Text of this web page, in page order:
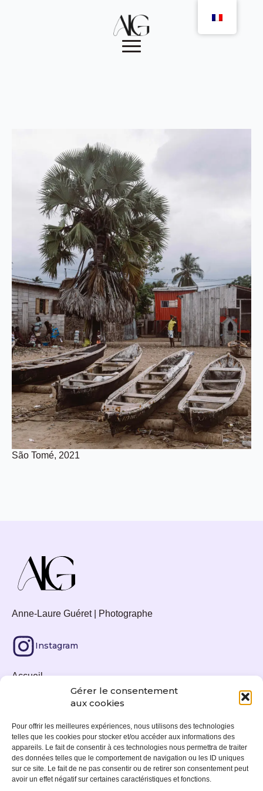
Gérer le consentement
aux cookies
Pour offrir les meilleures expériences, nous utilisons des technologies
telles que les cookies pour stocker et/ou accéder aux informations des
appareils. Le fait de consentir à ces technologies nous permettra de traiter
des données telles que le comportement de navigation ou les ID uniques
sur ce site. Le fait de ne pas consentir ou de retirer son consentement peut
avoir un effet négatif sur certaines caractéristiques et fonctions.
São Tomé, 2021
Anne-Laure Guéret | Photographe
Instagram
Accueil
Tirages photos
Expositions
À propos